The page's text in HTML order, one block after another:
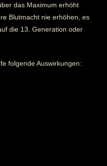
das Maximum erhöht
Blutmacht nie erhöhen, es
die 13. Generation oder
folgende Auswirkungen: